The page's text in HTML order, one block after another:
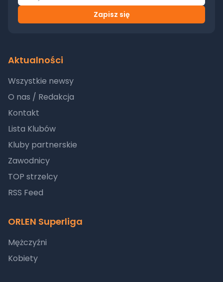
Zapisz się
Aktualności
Wszystkie newsy
O nas / Redakcja
Kontakt
Lista Klubów
Kluby partnerskie
Zawodnicy
TOP strzelcy
RSS Feed
ORLEN Superliga
Mężczyźni
Kobiety